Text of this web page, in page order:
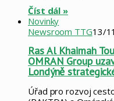
Číst dál »
Novinky
Newsroom TTG13/
Ras Al Khaimah
OMRAN Group
Londýně
Úřad pro rozvoj